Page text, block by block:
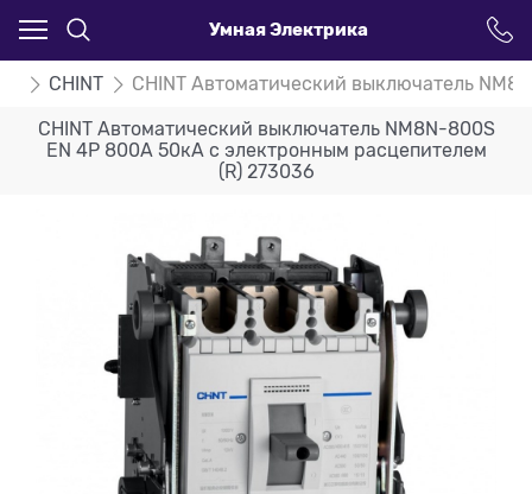
Умная Электрика
CHINT CHINT Автоматический выключатель
CHINT Автоматический выключатель NM8N-800S
EN 4P 800А 50кА с электронным расцепителем
(R) 273036